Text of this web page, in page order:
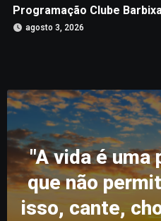
Programação Clube
agosto 3, 2026
"A vida é uma
que não
isso, cante,